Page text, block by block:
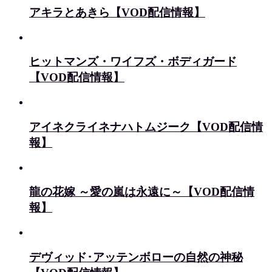
アキラとあきら【VOD配信情報】
ヒットマンズ・ワイフズ・ボディガード
【VOD配信情報】
アイネクライネナハトムジーク【VOD配信情
報】
龍の花嫁 ～愛の嵐は永遠に～【VOD配信情
報】
デヴィッド･アッテンボローの自然の神秘